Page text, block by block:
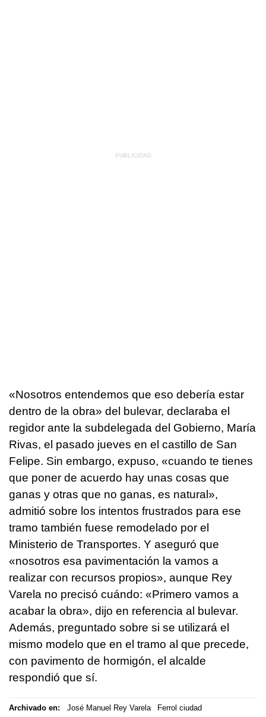
«Nosotros entendemos que eso debería estar
dentro de la obra» del bulevar, declaraba el
regidor ante la subdelegada del Gobierno, María
Rivas, el pasado jueves en el castillo de San
Felipe. Sin embargo, expuso, «cuando te tienes
que poner de acuerdo hay unas cosas que
ganas y otras que no ganas, es natural»,
admitió sobre los intentos frustrados para ese
tramo también fuese remodelado por el
Ministerio de Transportes. Y aseguró que
«nosotros esa pavimentación la vamos a
realizar con recursos propios», aunque Rey
Varela no precisó cuándo: «Primero vamos a
acabar la obra», dijo en referencia al bulevar.
Además, preguntado sobre si se utilizará el
mismo modelo que en el tramo al que precede,
con pavimento de hormigón, el alcalde
respondió que sí.
Archivado en: José Manuel Rey Varela Ferrol ciudad